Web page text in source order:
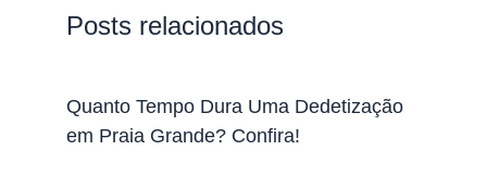
Posts relacionados
Quanto Tempo Dura Uma Dedetização
em Praia Grande? Confira!